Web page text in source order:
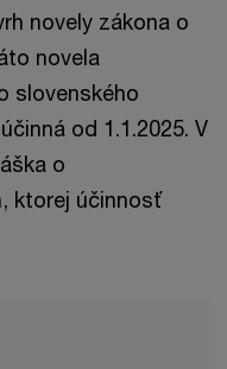
novely zákona o
novela
slovenského
od 1.1.2025. V
o
ktorej účinnosť